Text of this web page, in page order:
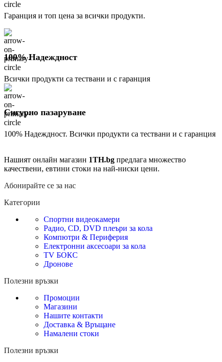
Гаранция и топ цена за всички продукти.
100% Надеждност
Всички продукти са тествани и с гаранция
Сигурно пазаруване
100% Надеждност. Всички продукти са тествани и с гаранция
Нашият онлайн магазин 1TH.bg предлага множество
качествени, евтини стоки на най-ниски цени.
Абонирайте се за нас
Категории
Спортни видеокамери
Радио, CD, DVD плеъри за кола
Компютри & Периферия
Електронни аксесоари за кола
TV БОКС
Дронове
Полезни връзки
Промоции
Магазини
Нашите контакти
Доставка & Връщане
Намалени стоки
Полезни връзки